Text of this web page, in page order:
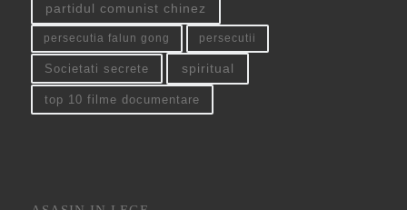
partidul comunist chinez
persecutia falun gong persecutii
Societati secrete spiritual
top 10 filme documentare